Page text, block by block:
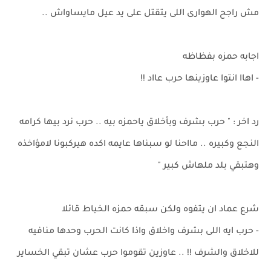
مش راجح الهوارى اللى يتقتل على يد عيل مايساواش ..
اجابه حمزه بفظاظه
- اهاا انتوا عاوزينها حرب عااد !!
رد اخر : " حرب بشرف وبأخلاق ياحمزه بيه .. حرب نرد بيها كرامه
النجع وكبيره .. مااحنا لو سبناها عايمه اكده هيركبونا لامؤاخذه
وهتبقي بلد ملهاش كبير "
شرع عماد ان يتفوه ولكن سبقه حمزه الخياط قائلا
- حرب ايه اللى بشرف واخلاق واذا كانت الحرب وحدها منافيه
للاخلاق والشرف !! .. عاوزين تقوموا حرب عشان تبقي الخساير